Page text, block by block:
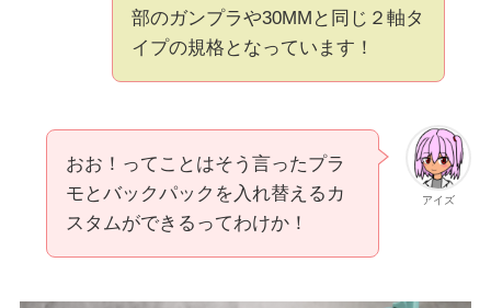
部のガンプラや30MMと同じ２軸タ
イプの規格となっています！
アイズ
おお！ってことはそう言ったプラ
モとバックパックを入れ替えるカ
スタムができるってわけか！